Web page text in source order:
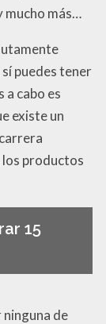
mucho más…
puedes tener
a cabo es
existe un
productos
15
de